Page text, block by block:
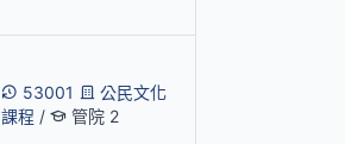
53001
公民文化
課程 / 管院 2